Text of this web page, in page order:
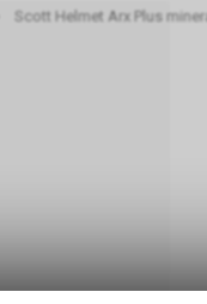
Scott Helmet Arx Plus